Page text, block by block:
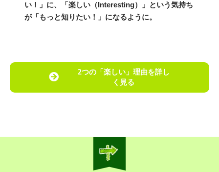
い！」に、「楽しい（Interesting）」という気持ち
が「もっと知りたい！」になるように。
2つの「楽しい」理由を詳し
く見る